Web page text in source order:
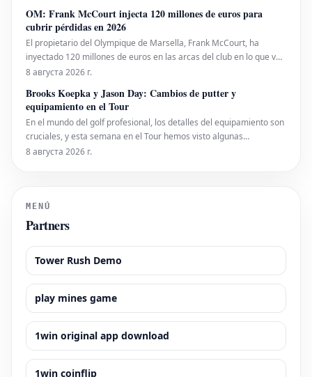
Ambiente eléctrico en
OM: Frank McCourt injecta 120 millones de euros para
cubrir pérdidas en 2026
El propietario del Olympique de Marsella, Frank McCourt, ha
inyectado 120 millones de euros en las arcas del club en lo que va
de año para subsanar las pérdidas. La temporada 2025-2026 fue
Ligue 1, lo que llevó a la DCNG a imponer
8 августа 2026 г.
Brooks Koepka y Jason Day: Cambios de putter y
equipamiento en el Tour
En el mundo del golf profesional, los detalles del equipamiento son
cruciales, y esta semana en el Tour hemos visto algunas
novedades interesantes. Brooks Koepka, conocido por su afinidad
8 августа 2026 г.
MENÚ
Partners
Tower Rush Demo
play mines game
1win original app download
1win coinflip